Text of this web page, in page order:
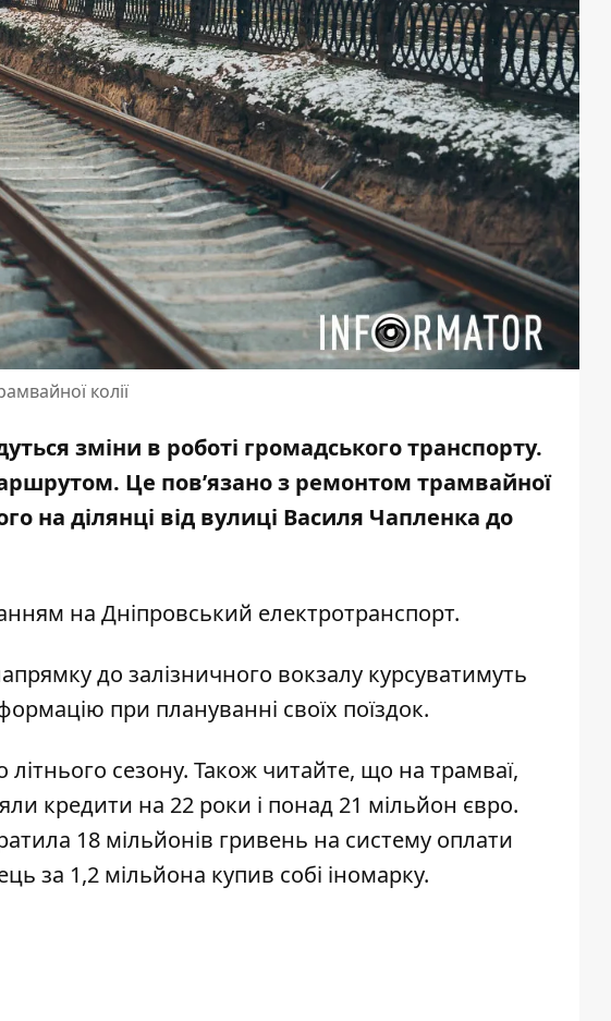
колії
зміни в роботі громадського транспорту.
Це пов’язано з ремонтом трамвайної
на ділянці від вулиці Василя Чапленка до
на Дніпровський електротранспорт.
до залізничного вокзалу курсуватимуть
при плануванні своїх поїздок.
сезону. Також читайте, що на трамваї,
кредити на 22 роки і понад 21 мільйон євро.
18 мільйонів гривень на систему оплати
за 1,2 мільйона купив собі іномарку.